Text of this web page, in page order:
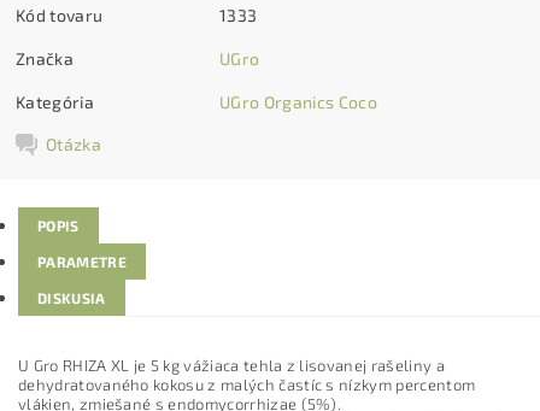
Kód tovaru 1333
Značka UGro
Kategória UGro Organics Coco
Otázka
POPIS
PARAMETRE
DISKUSIA
U Gro RHIZA XL je 5 kg vážiaca tehla z lisovanej rašeliny a
dehydratovaného kokosu z malých častíc s nízkym percentom
vlákien, zmiešané s endomycorrhizae (5%).